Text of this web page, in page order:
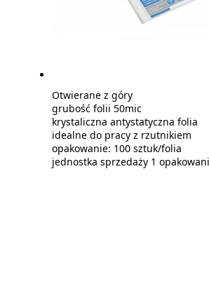
Otwierane z góry
grubość folii 50mic
krystaliczna antystatyczna folia
idealne do pracy z rzutnikiem
opakowanie: 100 sztuk/folia
jednostka sprzedaży 1